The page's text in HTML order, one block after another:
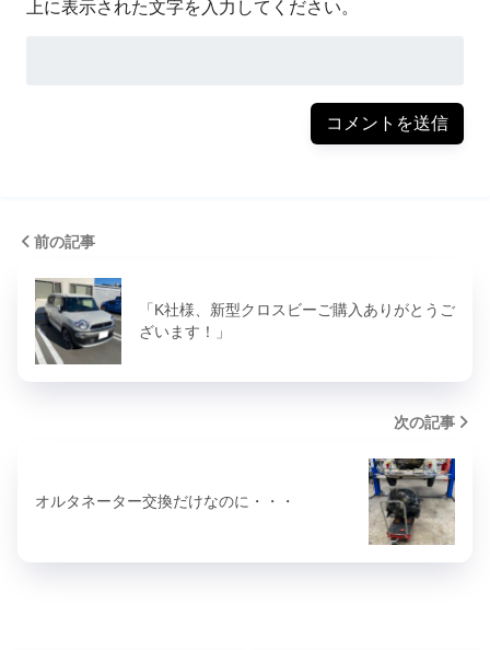
上に表示された文字を入力してください。
前の記事
「K社様、新型クロスビーご購入ありがとうご
ざいます！」
次の記事
オルタネーター交換だけなのに・・・